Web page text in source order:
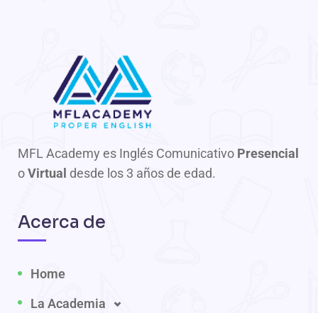
MFL Academy es Inglés Comunicativo Presencial
oVirtual desde los 3 años de edad.
Acerca de
Home
La Academia